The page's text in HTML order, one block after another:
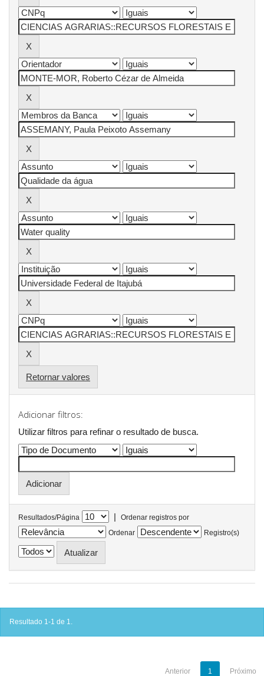
Retornar valores
Adicionar filtros:
Utilizar filtros para refinar o resultado de busca.
Resultados/Página |
Ordenar registros por
Ordenar
Registro(s)
Resultado 1-1 de 1.
Anterior 1 Próximo